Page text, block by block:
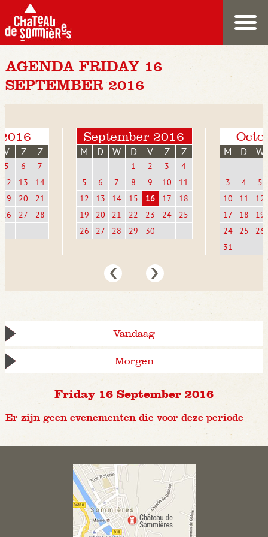
AGENDA FRIDAY 16
SEPTEMBER 2016
V Z Z
5 6
7
12
13
14
19
20
21
26
27 28
September 2016
M D W D V Z Z
1 2 3
4
5
6 7 8 9 10
11
12
13 14 15 16 17
18
19
20 21 22 23 24
25
26
27 28 29 30
M D W
3 4
5
10
11
12
17
18
19
24
25
26
31
Vandaag
Morgen
Friday 16 September 2016
Er zijn geen evenementen die voor deze periode